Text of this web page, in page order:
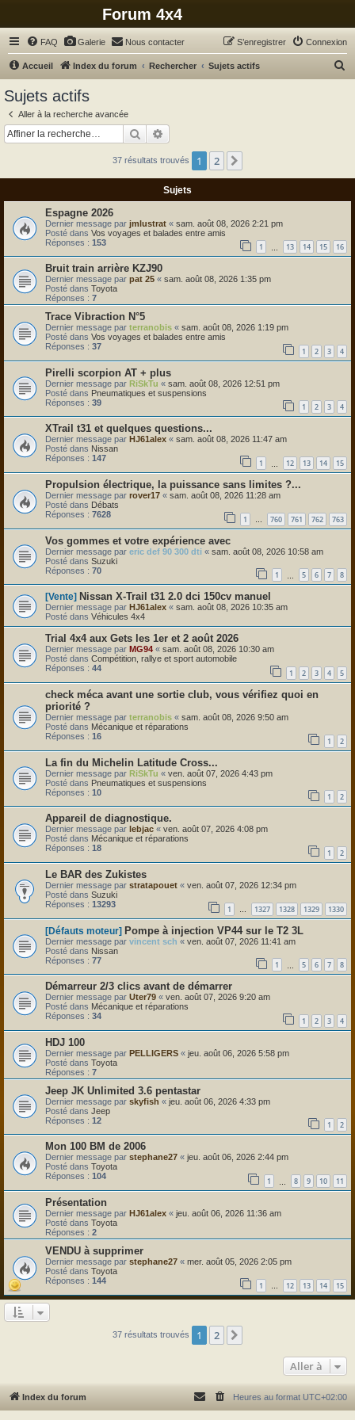
Forum 4x4
FAQ Galerie Nous contacter Connexion
S’enregistrer
Accueil Index du forum Rechercher Sujets actifs
c
Sujets actifs
Aller à la recherche avancée
Rechercher
37 résultats trouvés 1 2
Sujets
Espagne 2026
Dernier message par jmlustrat « sam. août 08, 2026 2:21 pm
Posté dans Vos voyages et balades entre amis
Réponses : 153 1 13 14 15 16
Bruit train arrière KZJ90
Dernier message par pat 25 « sam. août 08, 2026 1:35 pm
Posté dans Toyota
Réponses : 7
Trace Vibraction N°5
Dernier message par terranobis « sam. août 08, 2026 1:19 pm
Posté dans Vos voyages et balades entre amis
Réponses : 37 1 2 3 4
Pirelli scorpion AT + plus
Dernier message par RiSkTu « sam. août 08, 2026 12:51 pm
Posté dans Pneumatiques et suspensions
Réponses : 39 1 2 3 4
XTrail t31 et quelques questions...
Dernier message par HJ61alex « sam. août 08, 2026 11:47 am
Posté dans Nissan
Réponses : 147 1 12 13 14 15
Propulsion électrique, la puissance sans limites ?...
Dernier message par rover17 « sam. août 08, 2026 11:28 am
Posté dans Débats
Réponses : 7628 1 … 760 761 762 763
Vos gommes et votre expérience avec
Dernier message par eric def 90 300 dti « sam. août 08, 2026 10:58 am
Posté dans Suzuki
Réponses : 70 1 5 6 7 8
[Vente] Nissan X-Trail t31 2.0 dci 150cv manuel
Dernier message par HJ61alex « sam. août 08, 2026 10:35 am
Posté dans Véhicules 4x4
Trial 4x4 aux Gets les 1er et 2 août 2026
Dernier message par MG94 « sam. août 08, 2026 10:30 am
Posté dans Compétition, rallye et sport automobile
Réponses : 44 1 2 3 4 5
check méca avant une sortie club, vous vérifiez quoi en
priorité ?
Dernier message par terranobis « sam. août 08, 2026 9:50 am
Posté dans Mécanique et réparations
Réponses : 16 1 2
La fin du Michelin Latitude Cross...
Dernier message par RiSkTu « ven. août 07, 2026 4:43 pm
Posté dans Pneumatiques et suspensions
Réponses : 10 1 2
Appareil de diagnostique.
Dernier message par lebjac « ven. août 07, 2026 4:08 pm
Posté dans Mécanique et réparations
Réponses : 18 1 2
Le BAR des Zukistes
Dernier message par stratapouet « ven. août 07, 2026 12:34 pm
Posté dans Suzuki
Réponses : 13293 1 … 1327 1328 1329 1330
[Défauts moteur] Pompe à injection VP44 sur le T2 3L
Dernier message par vincent sch « ven. août 07, 2026 11:41 am
Posté dans Nissan
Réponses : 77 1 5 6 7 8
Démarreur 2/3 clics avant de démarrer
Dernier message par Uter79 « ven. août 07, 2026 9:20 am
Posté dans Mécanique et réparations
Réponses : 34 1 2 3 4
HDJ 100
Dernier message par PELLIGERS « jeu. août 06, 2026 5:58 pm
Posté dans Toyota
Réponses : 7
Jeep JK Unlimited 3.6 pentastar
Dernier message par skyfish « jeu. août 06, 2026 4:33 pm
Posté dans Jeep
Réponses : 12 1 2
Mon 100 BM de 2006
Dernier message par stephane27 « jeu. août 06, 2026 2:44 pm
Posté dans Toyota
Réponses : 104 1 8 9 10 11
Présentation
Dernier message par HJ61alex « jeu. août 06, 2026 11:36 am
Posté dans Toyota
Réponses : 2
VENDU à supprimer
Dernier message par stephane27 « mer. août 05, 2026 2:05 pm
Posté dans Toyota
Réponses : 144 1 … 12 13 14 15
37 résultats trouvés 1 2
Aller à
Index du forum Heures au format UTC+02:00